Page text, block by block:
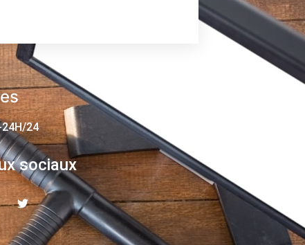
24
sociaux